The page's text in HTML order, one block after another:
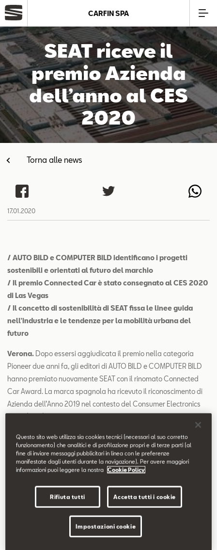
Azienda
Modelli
Offerte
Service
Business
SEAT Usato Certificato
Contatti
CARFIN SPA
SEAT riceve il
premio Azienda
dell’anno al CES
2020
Torna alle news
17.01.2020
/ AUTO BILD e COMPUTER BILD identificano i progetti
sostenibili e orientati al futuro del marchio
/ Il premio Connected Car è stato consegnato al CES 2020
di Las Vegas
/ Il concetto di sostenibilità di SEAT fissa le linee guida
nell’industria e le tendenze per la mobilità urbana del
futuro
Verona. Dopo essersi aggiudicata il premio nella categoria
Pioneer due anni fa, gli editori di AUTO BILD e COMPUTER BILD
hanno premiato nuovamente SEAT con il rinomato Connected
Car Award. La marca spagnola ha ricevuto il riconoscimento di
Azienda dell’Anno 2019 nel contesto del Consumer Electronics
Il premio, che riconosce i progetti di sostenibilità e mobilità
urbana di SEAT, è stato consegnato da Stephan Fritz, Direttore
Generale del Gruppo AUTO BILD, a Sebastian Grams (CIO di
SEAT) e a Paqui Lizana, Responsabile Prodotti e Servizi Digitali di
“Il nostro impegno per la mobilità sostenibile inizia in casa
Questo sito web utilizza sia cookies tecnici (necessari al suo corretto
funzionamento) che analitici e di profilazione propri e di terze parti (al
fine di inviare messaggi pubblicitari in linea con le preferenze
manifestate dagli utenti durante la navigazione). Per avere maggiori
informazioni puoi leggere la nostra
Cookie Policy
Rifiuta tutti Accetta tutti i cookie
Impostazioni cookie